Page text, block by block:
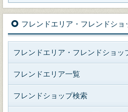
フレンドエリア・フレンドショ
フレンドエリア・フレンドショッ
フレンドエリア一覧
フレンドショップ検索